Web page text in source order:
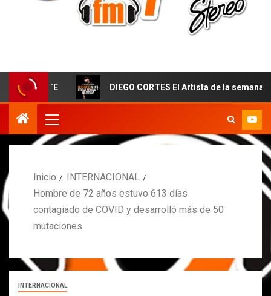
DIEGO CORTES El Artista de la semana
Inicio
INTERNACIONAL
Hombre de 72 años estuvo 613 días
contagiado de COVID y desarrolló más de 50
mutaciones
INTERNACIONAL